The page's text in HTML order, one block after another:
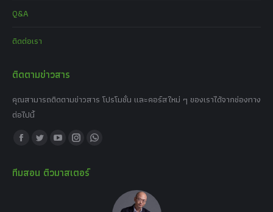
Q&A
ติดต่อเรา
ติดตามข่าวสาร
คุณสามารถติดตามข่าวสาร โปรโมชั่น และคอร์สใหม่ ๆ ของเราได้จากช่องทาง
ต่อไปนี้
Find us on:
Facebook
opens
Twitter
opens
YouTube
opens
Instagram
opens
Whatsapp
ทีมสอน ติวมาสเตอร์